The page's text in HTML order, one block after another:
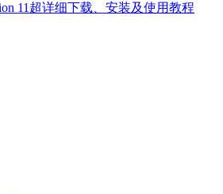
11超详细下载、安装及使用教程